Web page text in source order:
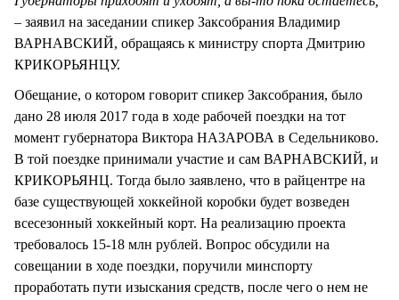
– заявил на заседании спикер Заксобрания Владимир
ВАРНАВСКИЙ, обращаясь к министру спорта Дмитрию
КРИКОРЬЯНЦУ.
Обещание, о котором говорит спикер Заксобрания, было
дано 28 июля 2017 года в ходе рабочей поездки на тот
момент губернатора Виктора НАЗАРОВА в Седельниково.
В той поездке принимали участие и сам ВАРНАВСКИЙ, и
КРИКОРЬЯНЦ. Тогда было заявлено, что в райцентре на
базе существующей хоккейной коробки будет возведен
всесезонный хоккейный корт. На реализацию проекта
требовалось 15-18 млн рублей. Вопрос обсудили на
совещании в ходе поездки, поручили минспорту
проработать пути изыскания средств, после чего о нем не